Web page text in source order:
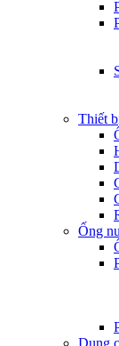
Thiết
Ống
Dụng